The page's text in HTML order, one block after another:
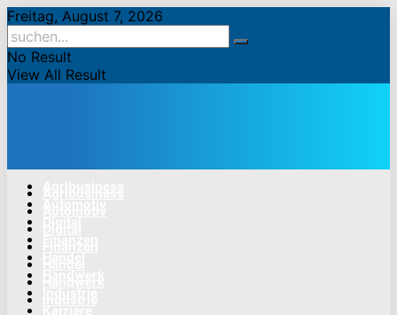
Freitag, August 7, 2026
No Result
View All Result